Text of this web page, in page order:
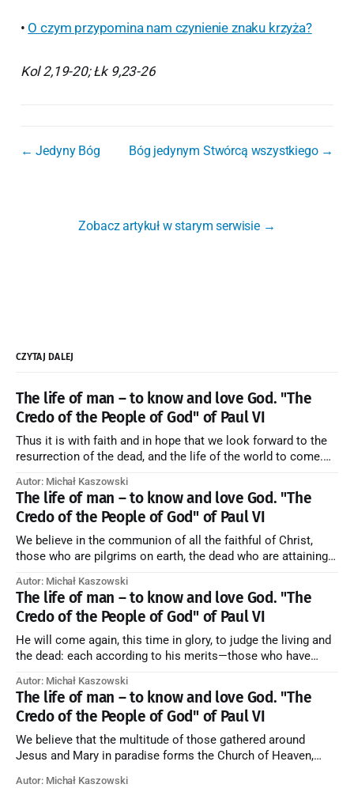
• O czym przypomina nam czynienie znaku krzyża?
Kol 2,19-20; Łk 9,23-26
← Jedyny Bóg Bóg jedynym Stwórcą wszystkiego →
Zobacz artykuł w starym serwisie →
CZYTAJ DALEJ
The life of man – to know and love God. "The
Credo of the People of God" of Paul VI
Thus it is with faith and in hope that we look forward to the
resurrection of the dead, and the life of the world to come.
artykuł w starym serwisie →
Autor: Michał Kaszowski
The life of man – to know and love God. "The
Credo of the People of God" of Paul VI
We believe in the communion of all the faithful of Christ,
those who are pilgrims on earth, the dead who are attaining
forming one Church; and we believe that in this communion
the merciful love of God and His saints is
Autor: Michał Kaszowski
The life of man – to know and love God. "The
Credo of the People of God" of Paul VI
He will come again, this time in glory, to judge the living and
the dead: each according to his merits—those who have
those who have refused them to the end going to the fire that
is not
Autor: Michał Kaszowski
The life of man – to know and love God. "The
Credo of the People of God" of Paul VI
We believe that the multitude of those gathered around
Jesus and Mary in paradise forms the Church of Heaven,
they also, in different degrees, are associated with the holy
Autor: Michał Kaszowski